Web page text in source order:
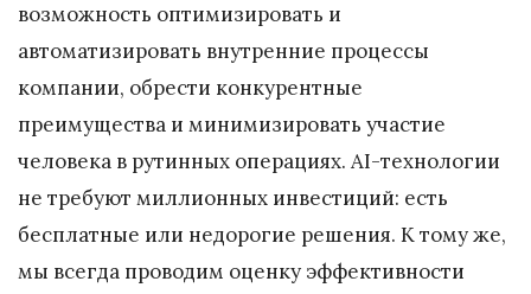
возможность оптимизировать и
автоматизировать внутренние процессы
компании, обрести конкурентные
преимущества и минимизировать участие
человека в рутинных операциях. AI-технологии
не требуют миллионных инвестиций: есть
бесплатные или недорогие решения. К тому же,
мы всегда проводим оценку эффективности